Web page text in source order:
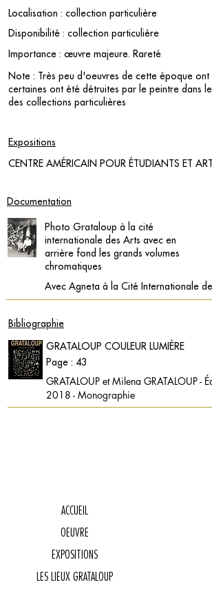
Localisation : collection particulière
Disponibilité : collection particulière
Importance : œuvre majeure. Rareté
Note : Très peu d'oeuvres de cette époque
certaines ont été détruites par le peintre dans
des collections particulières
Expositions
CENTRE AMÉRICAIN POUR ÉTUDIANTS ET
Documentation
Photo Grataloup à la cité
internationale des Arts avec en
arrière fond les grands volumes
chromatiques
Avec Agneta à la Cité Internationale
Bibliographie
GRATALOUP COULEUR LUMIÈRE
GRATALOUP et Milena GRATALOUP -
2018 - Monographie
Page : 43
ACCUEIL
OEUVRE
EXPOSITIONS
LES LIEUX GRATALOUP